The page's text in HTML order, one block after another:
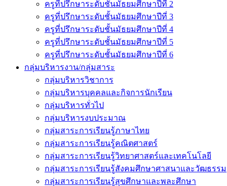
ครูที่ปรึกษาระดับชั้นมัธยมศึกษาปีที่ 2
ครูที่ปรึกษาระดับชั้นมัธยมศึกษาปีที่ 3
ครูที่ปรึกษาระดับชั้นมัธยมศึกษาปีที่ 4
ครูที่ปรึกษาระดับชั้นมัธยมศึกษาปีที่ 5
ครูที่ปรึกษาระดับชั้นมัธยมศึกษาปีที่ 6
กลุ่มบริหารงาน/กลุ่มสาระ
กลุ่มบริหารวิชาการ
กลุ่มบริหารบุคคลและกิจการนักเรียน
กลุ่มบริหารทั่วไป
กลุ่มบริหารงบประมาณ
กลุ่มสาระการเรียนรู้ภาษาไทย
กลุ่มสาระการเรียนรู้คณิตศาสตร์
กลุ่มสาระการเรียนรู้วิทยาศาสตร์และเทคโนโลยี
กลุ่มสาระการเรียนรู้สังคมศึกษาศาสนาและวัฒธรรม
กลุ่มสาระการเรียนรู้สุขศึกษาและพละศึกษา